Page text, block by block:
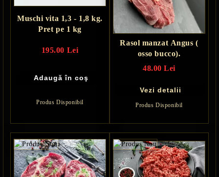
Muschi vita 1,3 - 1,8 kg.
Pret pe 1 kg
195.00 Lei
Produs Disponibil
Rasol manzat Angus (
osso bucco).
48.00 Lei
Vezi detalii
Produs Disponibil